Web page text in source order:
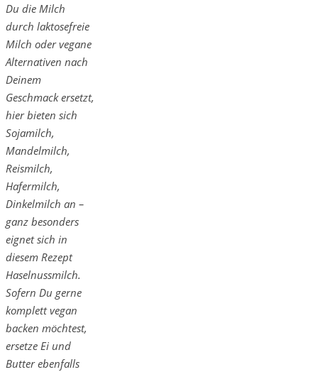
Du die Milch
durch laktosefreie
Milch oder vegane
Alternativen nach
Deinem
Geschmack ersetzt,
hier bieten sich
Sojamilch,
Mandelmilch,
Reismilch,
Hafermilch,
Dinkelmilch an –
ganz besonders
eignet sich in
diesem Rezept
Haselnussmilch.
Sofern Du gerne
komplett vegan
backen möchtest,
ersetze Ei und
Butter ebenfalls